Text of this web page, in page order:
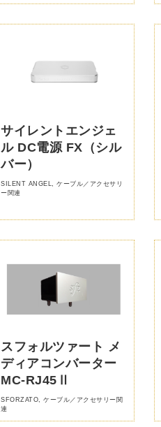
サイレントエンジェ
ル DC電源 FX（シル
バー）
SILENT ANGEL, ケーブル／アクセサリ
ー関連
スフォルツァート メ
ディアコンバーター
MC-RJ45Ⅱ
SFORZATO, ケーブル／アクセサリー関
連